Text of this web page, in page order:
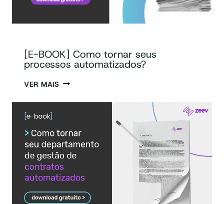
[E-BOOK] Como tornar seus
processos automatizados?
VER MAIS